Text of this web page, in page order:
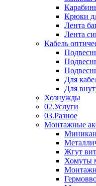
Крюки
Лента
Лента
Кабель
Для
Для
Хознужды
02.Услуги
03.Разное
Монтажные
Жгут
Хомуты